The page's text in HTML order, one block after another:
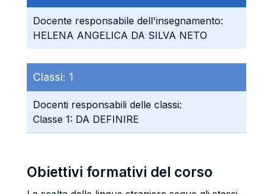
Docente responsabile dell'insegnamento:
HELENA ANGELICA DA SILVA NETO
Classi: 1
Docenti responsabili delle classi:
Classe 1: DA DEFINIRE
Obiettivi formativi del corso